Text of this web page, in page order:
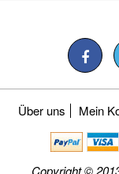
Über uns Mein
Copyright ©